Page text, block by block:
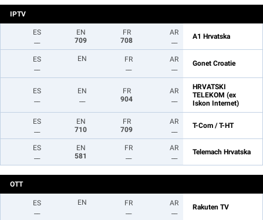
IPTV
A1 Hrvatska
AR
FR
708
EN
709
ES
Gonet Croatie
AR
FR
EN
ES
HRVATSKI
TELEKOM (ex
Iskon Internet)
AR
FR
904
EN
ES
T-Com / T-HT
AR
FR
709
EN
710
ES
Telemach Hrvatska
AR
FR
EN
581
ES
OTT
Rakuten TV
AR
FR
EN
ES